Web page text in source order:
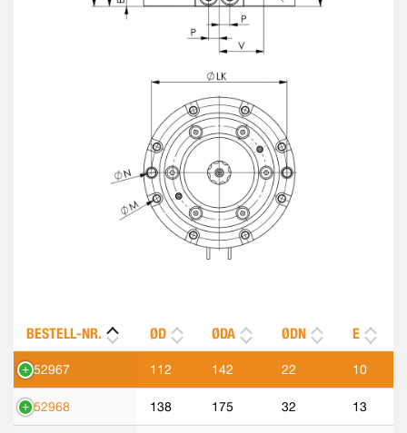
BESTELL-NR. ØD ØDA ØDN E
552967 112 142 22 10
552968 138 175 32 13